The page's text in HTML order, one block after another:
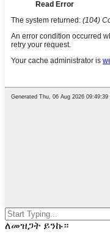
ለመዝጋት ይንኩ።